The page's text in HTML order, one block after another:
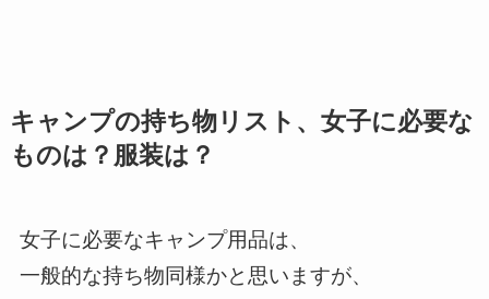
キャンプの持ち物リスト、女子に必要な
ものは？服装は？
女子に必要なキャンプ用品は、
一般的な持ち物同様かと思いますが、